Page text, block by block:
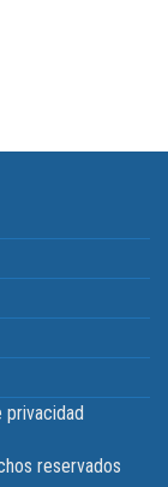
privacidad
reservados